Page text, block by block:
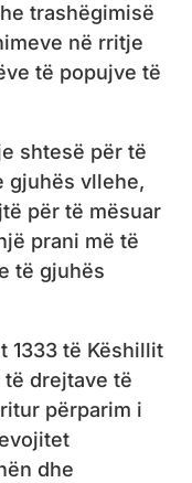
trashëgimisë
në rritje
të popujve të
shtesë për të
gjuhës vllehe,
për të mësuar
prani më të
të gjuhës
1333 të Këshillit
drejtave të
përparim i
dhe